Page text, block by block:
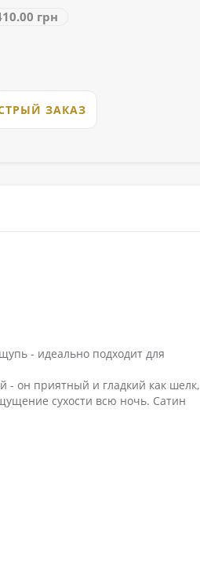
грн
ЗАКАЗ
- идеально подходит для
- он приятный и гладкий как шелк,
сухости всю ночь. Сатин